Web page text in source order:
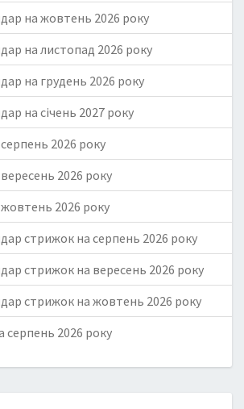
на жовтень 2026 року
на листопад 2026 року
на грудень 2026 року
на січень 2027 року
2026 року
2026 року
2026 року
стрижок на серпень 2026 року
стрижок на вересень 2026 року
стрижок на жовтень 2026 року
серпень 2026 року